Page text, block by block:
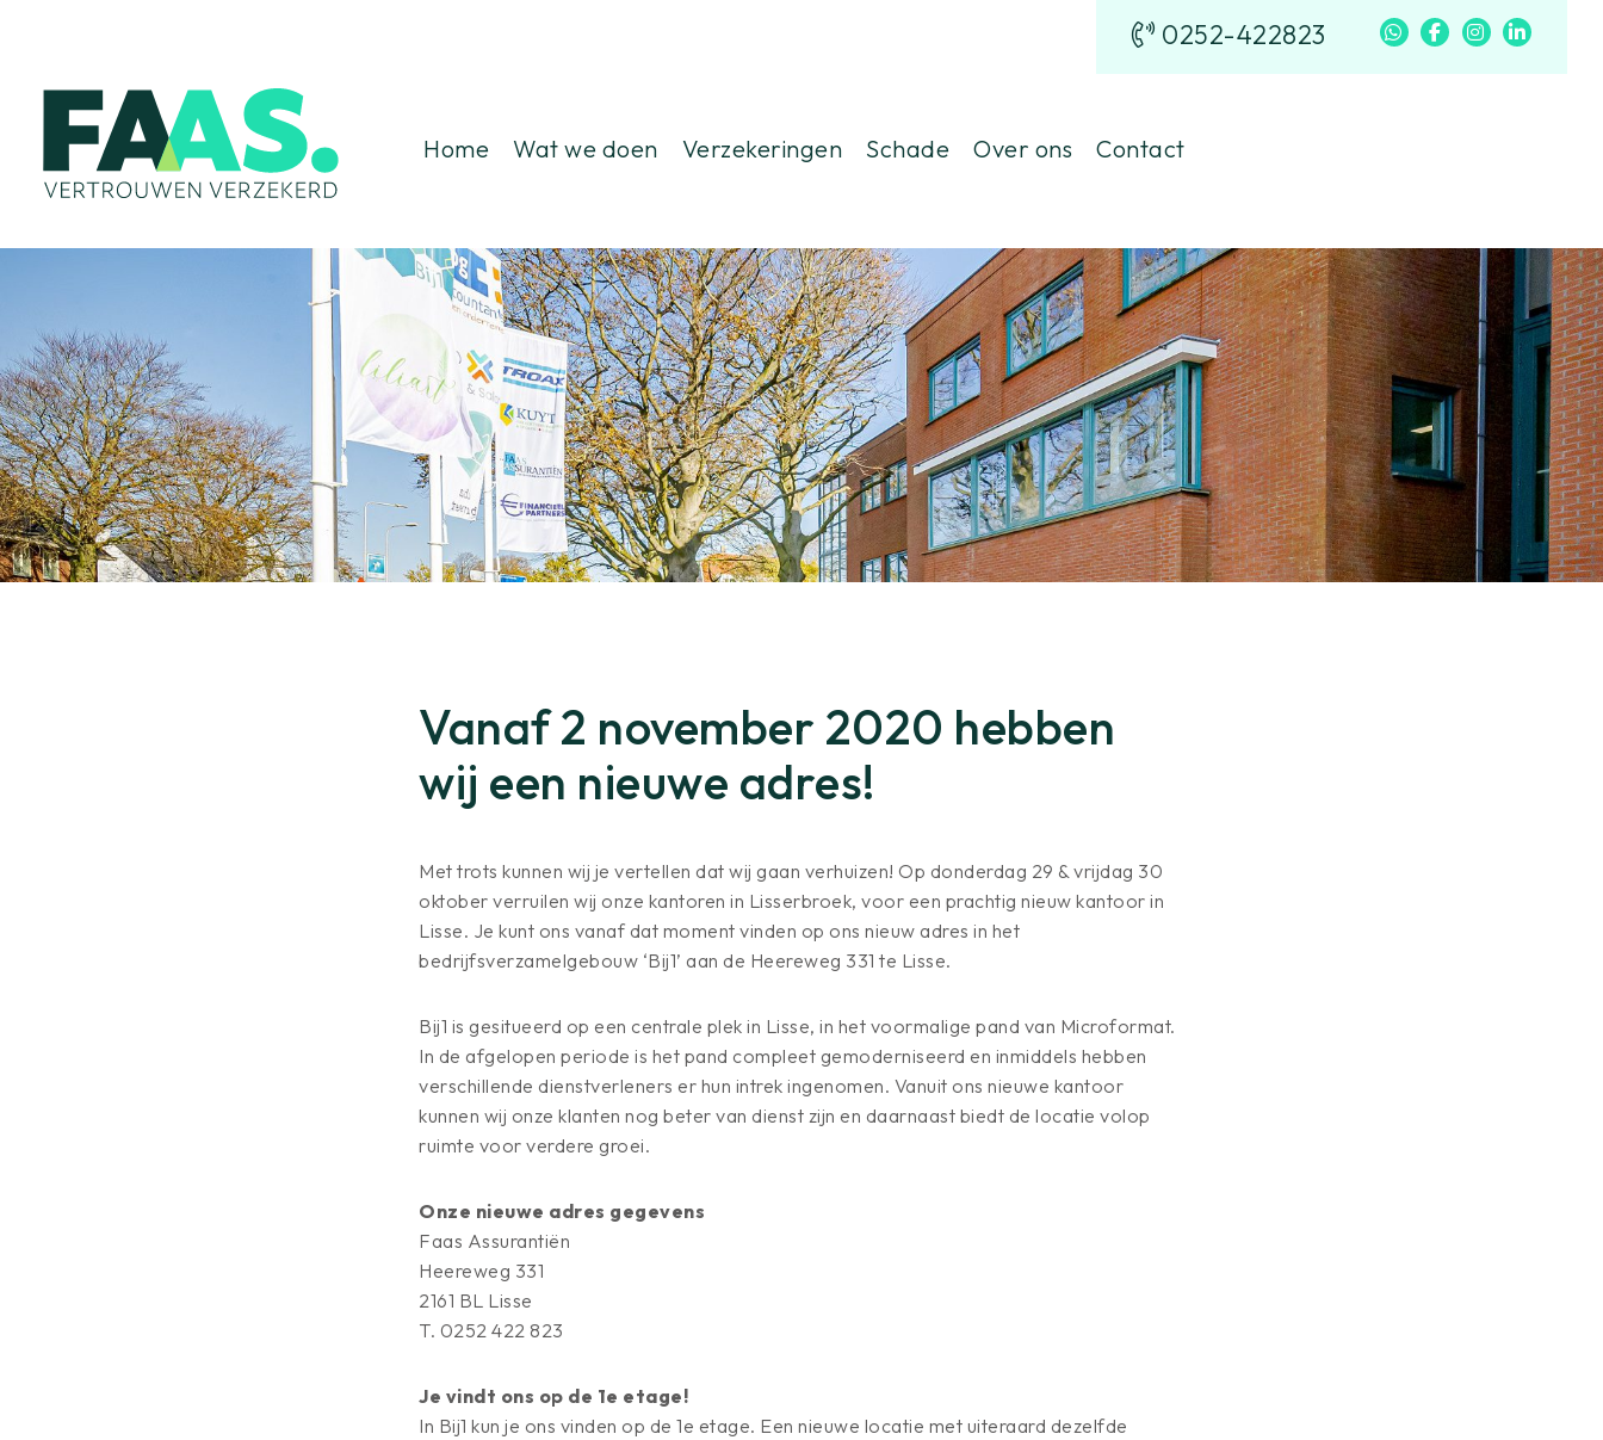
0252-422823
Home Wat we doen Verzekeringen Schade Over ons Contact
Vanaf 2 november 2020 hebben
wij een nieuwe adres!
Met trots kunnen wij je vertellen dat wij gaan verhuizen! Op donderdag 29 & vrijdag 30
oktober verruilen wij onze kantoren in Lisserbroek, voor een prachtig nieuw kantoor in
Lisse. Je kunt ons vanaf dat moment vinden op ons nieuw adres in het
bedrijfsverzamelgebouw ‘Bij1’ aan de Heereweg 331 te Lisse.
Bij1 is gesitueerd op een centrale plek in Lisse, in het voormalige pand van Microformat.
In de afgelopen periode is het pand compleet gemoderniseerd en inmiddels hebben
verschillende dienstverleners er hun intrek ingenomen. Vanuit ons nieuwe kantoor
kunnen wij onze klanten nog beter van dienst zijn en daarnaast biedt de locatie volop
ruimte voor verdere groei.
Onze nieuwe adres gegevens
Faas Assurantiën
Heereweg 331
2161 BL Lisse
T. 0252 422 823
Je vindt ons op de 1e etage!
In Bij1 kun je ons vinden op de 1e etage. Een nieuwe locatie met uiteraard dezelfde